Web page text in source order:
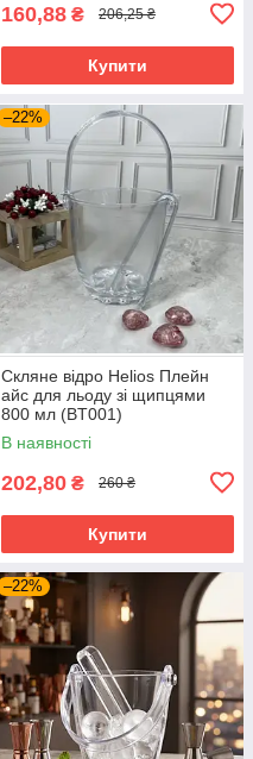
160,88 ₴ 206,25 ₴
Купити
–22%
Скляне відро Helios Плейн
айс для льоду зі щипцями
800 мл (BT001)
В наявності
202,80 ₴ 260 ₴
Купити
–22%